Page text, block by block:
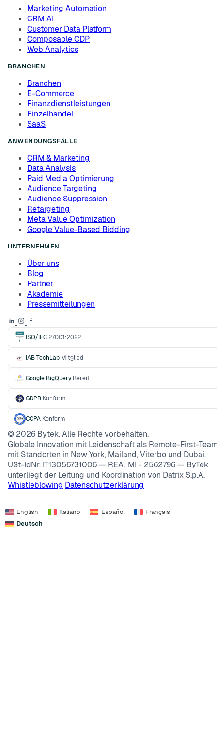
Marketing Automation
CRM AI
Customer Data Platform
Composable CDP
Web Analytics
BRANCHEN
Branchen
E-Commerce
Finanzdienstleistungen
Einzelhandel
SaaS
ANWENDUNGSFÄLLE
CRM & Marketing
Data Analysis
Paid Media Optimierung
Audience Targeting
Audience Suppression
Retargeting
Meta Value Optimization
Google Value-Based Bidding
UNTERNEHMEN
Über uns
Blog
Partner
Akademie
Pressemitteilungen
ISO/IEC27001:2022
IAB TechLab Mitglied
Google BigQuery Bereit
GDPR Konform
CCPA Konform
© 2026 Bytek. Alle Rechte vorbehalten.
Globale Innovation mit Leidenschaft als Remote-First-
mit Standorten in New York, Mailand, Viterbo und Dubai.
USt-IdNr. IT13056731006 — REA: MI - 2562796 — ByTek
unterliegt der Leitung und Koordination von Datrix S.p.A.
Whistleblowing Datenschutzerklärung
English Italiano Español
Français
Deutsch